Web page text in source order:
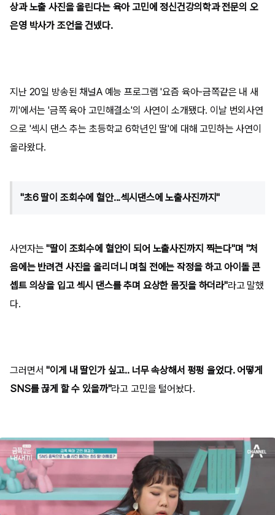
상과 노출 사진을 올린다는 육아 고민에 정신건강의학과 전문의 오
은영 박사가 조언을 건넸다.
지난 20일 방송된 채널A 예능 프로그램 '요즘 육아-금쪽같은 내 새
끼'에서는 '금쪽 육아 고민해결소'의 사연이 소개됐다. 이날 번외사연
으로 '섹시 댄스 추는 초등학교 6학년인 딸'에 대해 고민하는 사연이
올라왔다.
"초6 딸이 조회수에 혈안...섹시댄스에 노출사진까지"
사연자는"딸이 조회수에 혈안이 되어 노출사진까지 찍는다"며 "처
음에는 반려견 사진을 올리더니 며칠 전에는 작정을 하고 아이돌 콘
셉트 의상을 입고 섹시 댄스를 추며 요상한 몸짓을 하더라"라고 말했
다.
그러면서 "이게 내 딸인가 싶고.. 너무 속상해서 펑펑 울었다. 어떻게
SNS를 끊게 할 수 있을까"라고 고민을 털어놨다.